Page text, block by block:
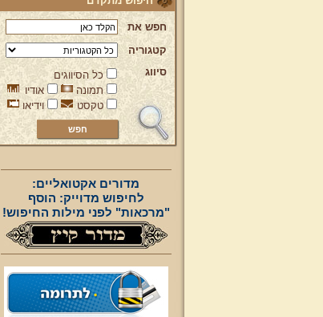
חפש את
קטגוריה
סיווג
כל הסיווגים
תמונה
אודיו
טקסט
וידיאו
מדורים אקטואליים:
לחיפוש מדוייק: הוסף
"מרכאות" לפני מילות החיפוש!